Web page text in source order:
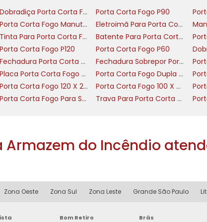
a placa a 1,6–1,8 m do piso, centralizada na
Use parafusos com bucha apropriada
porta. Instrucao de fixação deve constar em
instruções verbais e procedimentos
ocorrências de portas abertas e facilita
Dobradiça Porta Corta Fogo Porta Corta Fogo P90
Porta Corta Fogo Manutenção Eletroimã Para Porta Corta Fogo
Tinta Para Porta Corta Fogo Batente Para Porta Corta Fogo
Porta Corta Fogo P120 Porta Corta Fogo P60
Fechadura Porta Corta Fogo Sem Chave Fechadura Sobrepor Porta Corta Fogo
Placa Porta Corta Fogo Mantenha Fechada Porta Corta Fogo Dupla Com Barra Antipanico
Porta Corta Fogo 120 X 210 Porta Corta Fogo 100 X 210
Porta Corta Fogo Para Subestação Trava Para Porta Corta Fogo
Armazem do Incêndio
Zona Oeste Zona Sul Zona Leste Grande São Paulo
Bom Retiro Brás